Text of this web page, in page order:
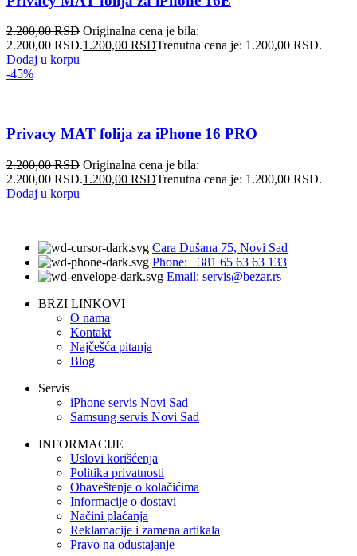
2.200,00RSD Originalna cena je bila:
2.200,00 RSD.1.200,00 RSDTrenutna cena je: 1.200,00 RSD.
Dodaj u korpu
-45%
Privacy MAT folija za iPhone 16 PRO
2.200,00RSD Originalna cena je bila:
2.200,00 RSD.1.200,00 RSDTrenutna cena je: 1.200,00 RSD.
Dodaj u korpu
Cara Dušana 75, Novi Sad
Phone: +381 65 63 63 133
Email: servis@bezar.rs
BRZI LINKOVI
O nama
Kontakt
Najčešća pitanja
Blog
Servis
iPhone servis Novi Sad
Samsung servis Novi Sad
INFORMACIJE
Uslovi korišćenja
Politika privatnosti
Obaveštenje o kolačićima
Informacije o dostavi
Načini plaćanja
Reklamacije i zamena artikala
Pravo na odustajanje